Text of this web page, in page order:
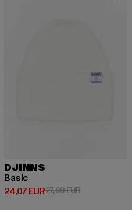
DJINNS
Basic
24,07 EUR
Derzeitiger Preis: 24,07 EUR
27,99 EURAktionspreis: